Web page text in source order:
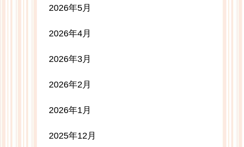
2026年5月
2026年4月
2026年3月
2026年2月
2026年1月
2025年12月